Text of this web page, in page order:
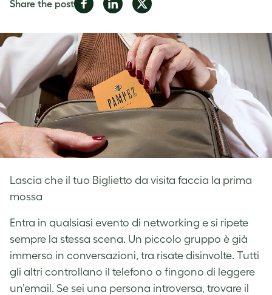
Lascia che il tuo Biglietto da visita faccia la prima
mossa
Share the post
FacebookLinkedInTwitter
Entra in qualsiasi evento di networking e si ripete
sempre la stessa scena. Un piccolo gruppo è già
immerso in conversazioni, tra risate disinvolte. Tutti
gli altri controllano il telefono o fingono di leggere
un’email. Se sei una persona introversa, trovare il